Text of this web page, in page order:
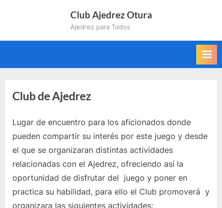
Club Ajedrez Otura
Ajedrez para Todos
Club de Ajedrez
Lugar de encuentro para los aficionados donde
pueden compartir su interés por este juego y desde
el que se organizaran distintas actividades
relacionadas con el Ajedrez, ofreciendo así la
oportunidad de disfrutar del juego y poner en
practica su habilidad, para ello el Club promoverá y
organizara las siguientes actividades: